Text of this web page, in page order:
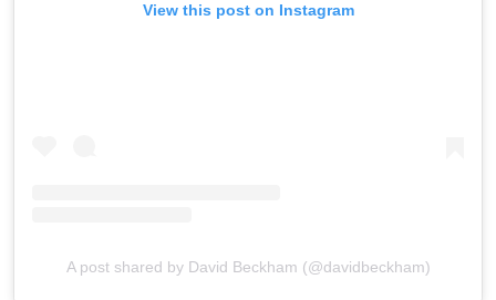
View this post on Instagram
A post shared by David Beckham (@davidbeckham)